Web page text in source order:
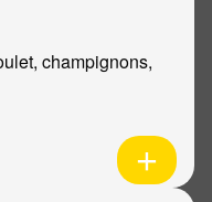
champignons,